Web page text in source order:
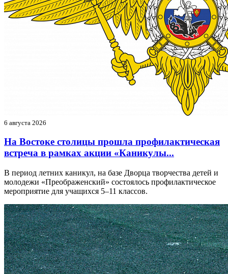
6 августа 2026
На Востоке столицы прошла профилактическая
встреча в рамках акции «Каникулы...
В период летних каникул, на базе Дворца творчества детей и
молодежи «Преображенский» состоялось профилактическое
мероприятие для учащихся 5–11 классов.